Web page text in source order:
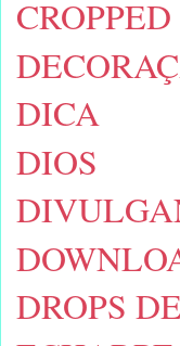
CROPPED
DICA
DIOS
DROPS